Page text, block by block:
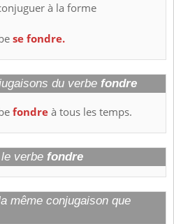
à la forme
se fondre.
du verbe fondre
fondreà tous les temps.
verbe fondre
même conjugaison que